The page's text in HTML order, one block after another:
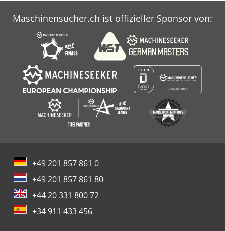
Maschinensucher.ch ist offizieller Sponsor von:
+49 201 857 861 0
+49 201 857 861 80
+44 20 331 800 72
+34 911 433 456